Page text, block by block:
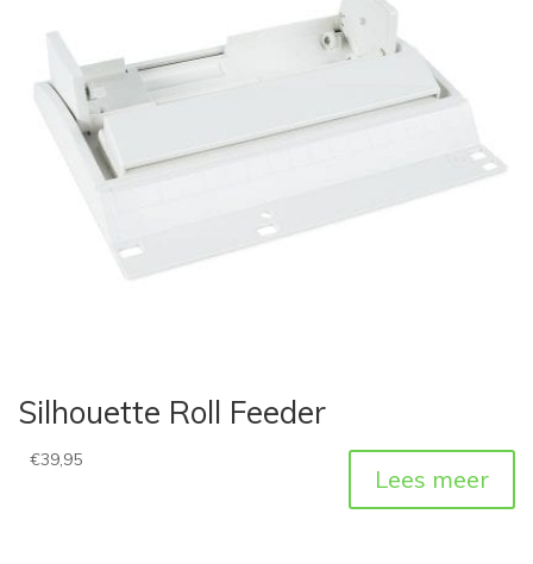
Silhouette Roll Feeder
€39,95
Lees meer